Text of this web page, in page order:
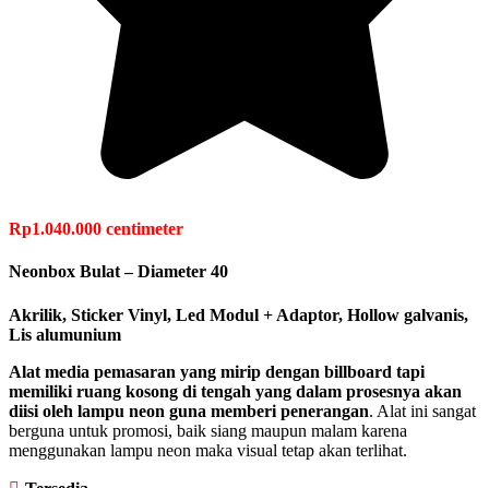
Rp1.040.000 centimeter
Neonbox Bulat – Diameter 40
Akrilik, Sticker Vinyl, Led Modul + Adaptor, Hollow galvanis,
Lis alumunium
Alat media pemasaran yang mirip dengan billboard tapi
memiliki ruang kosong di tengah yang dalam prosesnya akan
diisi oleh lampu neon guna memberi penerangan. Alat ini sangat
berguna untuk promosi, baik siang maupun malam karena
menggunakan lampu neon maka visual tetap akan terlihat.